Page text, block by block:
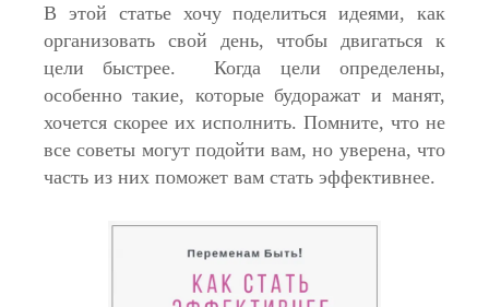
В этой статье хочу поделиться идеями, как
организовать свой день, чтобы двигаться к
цели быстрее. Когда цели определены,
особенно такие, которые будоражат и манят,
хочется скорее их исполнить. Помните, что не
все советы могут подойти вам, но уверена, что
часть из них поможет вам стать эффективнее.